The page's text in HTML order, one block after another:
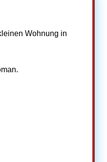
Wohnung in